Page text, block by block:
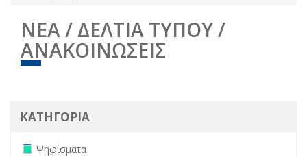
ΝΕΑ / ΔΕΛΤΙΑ ΤΥΠΟΥ /
ΑΝΑΚΟΙΝΩΣΕΙΣ
ΚΑΤΗΓΟΡΙΑ
Remove Ψηφίσματα filter
Ψηφίσματα